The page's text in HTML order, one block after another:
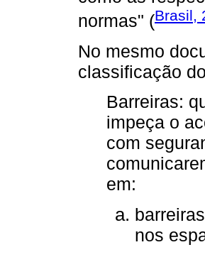
normas" (Brasil,
No mesmo
classificação
Barreiras:
impeça o
com
em:
nos